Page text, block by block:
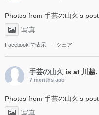
Photos from 手芸の山久's post
写真
Facebook で表示 · シェア
手芸の山久 is at 川越.
7 months ago
Photos from 手芸の山久's post
写真